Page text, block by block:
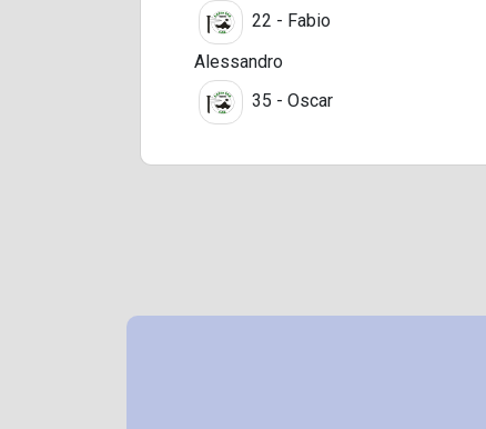
22 - Fabio
Alessandro
35 - Oscar